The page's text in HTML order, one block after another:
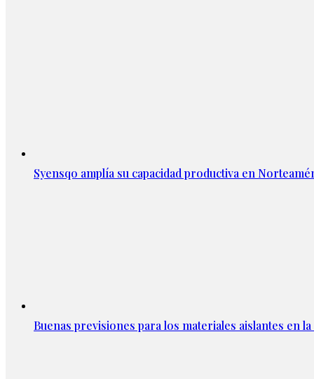
Syensqo amplía su capacidad productiva en
Buenas previsiones para los materiales aislantes en